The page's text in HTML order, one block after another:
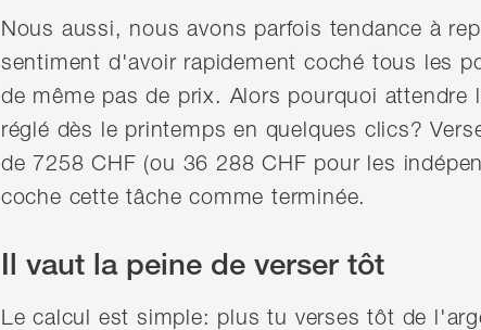
Nous aussi, nous avons parfois tendance à
sentiment d'avoir rapidement coché tous les
de même pas de prix. Alors pourquoi
réglé dès le printemps en quelques clics?
de 7258 CHF (ou 36 288 CHF pour les
coche cette tâche comme terminée.
Il vaut la peine de verser tôt
Le calcul est simple: plus tu verses tôt de